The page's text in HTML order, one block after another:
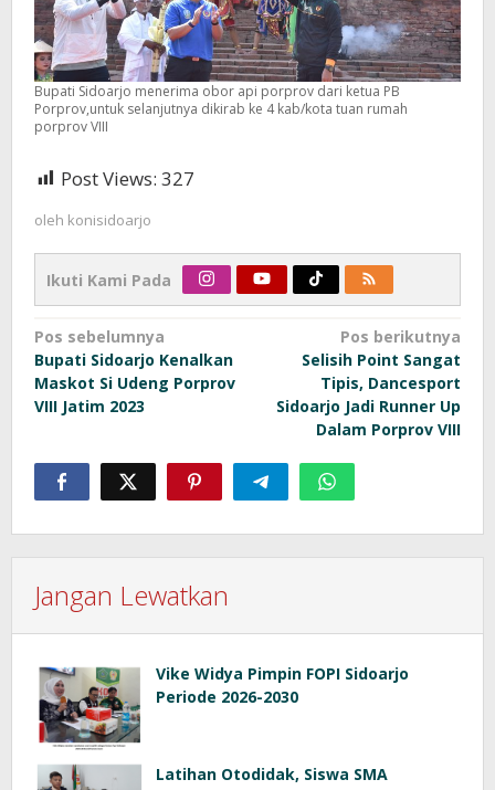
Bupati Sidoarjo menerima obor api porprov dari ketua PB
Porprov,untuk selanjutnya dikirab ke 4 kab/kota tuan rumah
porprov VIII
Post Views: 327
oleh konisidoarjo
Ikuti Kami Pada
Navigasi
pos
Pos sebelumnya
Bupati Sidoarjo Kenalkan
Maskot Si Udeng Porprov
VIII Jatim 2023
Pos berikutnya
Selisih Point Sangat
Tipis, Dancesport
Sidoarjo Jadi Runner Up
Dalam Porprov VIII
Jangan Lewatkan
Vike Widya Pimpin FOPI Sidoarjo
Periode 2026-2030
Latihan Otodidak, Siswa SMA